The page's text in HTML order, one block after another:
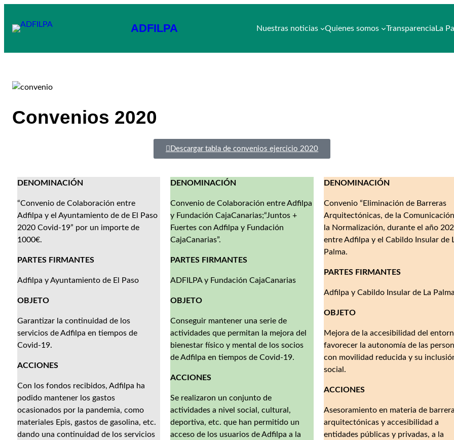
ADFILPA Nuestras noticias Quienes somos Transparencia La
Convenios 2020
Descargar tabla de convenios ejercicio 2020
DENOMINACIÓN
“Convenio de Colaboración entre
Adfilpa y el Ayuntamiento de de El Paso
2020 Covid-19” por un importe de
1000€.
PARTES FIRMANTES
Adfilpa y Ayuntamiento de El Paso
OBJETO
Garantizar la continuidad de los
servicios de Adfilpa en tiempos de
Covid-19.
ACCIONES
Con los fondos recibidos, Adfilpa ha
podido mantener los gastos
ocasionados por la pandemia, como
materiales Epis, gastos de gasolina, etc.
dando una continuidad de los servicios
DENOMINACIÓN
Convenio de Colaboración entre Adfilpa
y Fundación CajaCanarias;“Juntos +
Fuertes con Adfilpa y Fundación
CajaCanarias”.
PARTES FIRMANTES
ADFILPA y Fundación CajaCanarias
OBJETO
Conseguir mantener una serie de
actividades que permitan la mejora del
bienestar físico y mental de los socios
de Adfilpa en tiempos de Covid-19.
ACCIONES
Se realizaron un conjunto de
actividades a nivel social, cultural,
deportiva, etc. que han permitido un
acceso de los usuarios de Adfilpa a la
DENOMINACIÓN
Convenio “Eliminación de Barreras
Arquitectónicas, de la
la Normalización, durante el año
entre Adfilpa y el Cabildo Insular de
Palma.
PARTES FIRMANTES
Adfilpa y Cabildo Insular de La Palma
OBJETO
Mejora de la accesibilidad del
favorecer la autonomía de las
con movilidad reducida y su
social.
ACCIONES
Asesoramiento en materia de
arquitectónicas y accesibilidad a
entidades públicas y privadas, a la